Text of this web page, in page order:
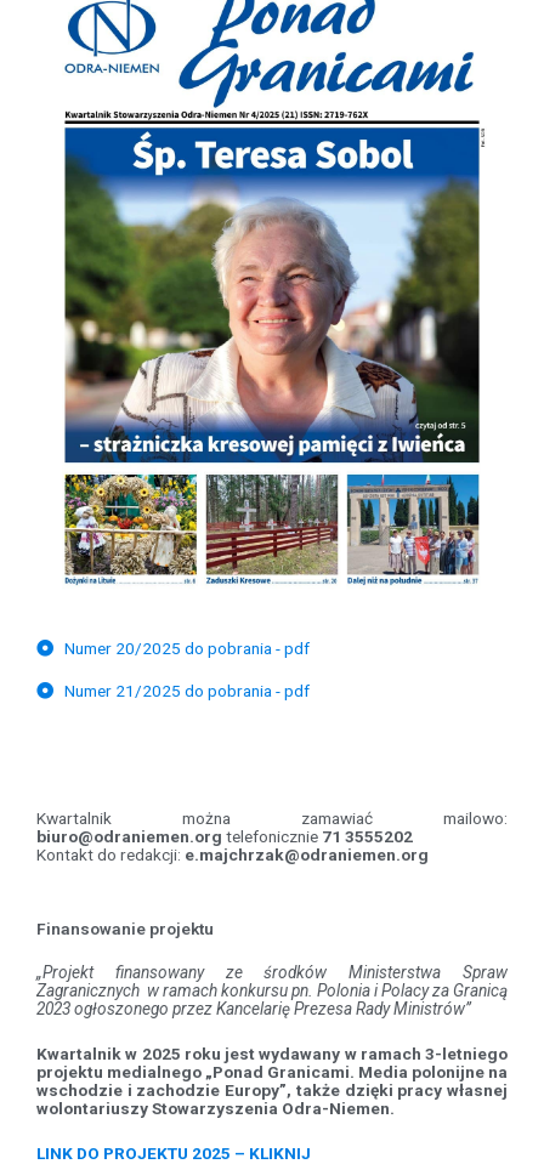
Numer 20/2025 do pobrania - pdf
Numer 21/2025 do pobrania - pdf
Kwartalnik można zamawiać mailowo:
biuro@odraniemen.org telefonicznie 71 3555202
Kontakt do redakcji: e.majchrzak@odraniemen.org
Finansowanie projektu
„Projekt finansowany ze środków Ministerstwa Spraw
Zagranicznych w ramach konkursu pn. Polonia i Polacy za Granicą
2023 ogłoszonego przez Kancelarię Prezesa Rady Ministrów”
Kwartalnik w 2025 roku jest wydawany w ramach 3-letniego
projektu medialnego „Ponad Granicami. Media polonijne na
wschodzie i zachodzie Europy”, także dzięki pracy własnej
wolontariuszy Stowarzyszenia Odra-Niemen.
LINK DO PROJEKTU 2025 – KLIKNIJ